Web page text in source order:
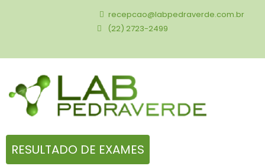
recepcao@labpedraverde.com.br
(22) 2723-2499
RESULTADO DE EXAMES